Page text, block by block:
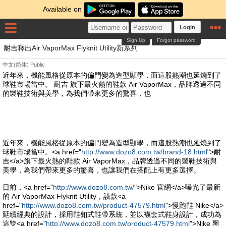
Available on
Login
Forgot password
Sign Up
耐吉釋出Air VaporMax Flyknit Utility新系列
中文(简体) Public
近年來，機能風格從原本的偏門變為造型顯學，而這股熱潮也延燒到了
球鞋市場當中。 耐吉 旗下最火熱的鞋款 Air VaporMax，品牌透過不同
的製鞋技術與美學，為我們帶來更多的驚喜，也
近年來，機能風格從原本的偏門變為造型顯學，而這股熱潮也延燒到了
球鞋市場當中。<a href="http://www.dozo8.com.tw/brand-18.html">耐
吉</a>旗下最火熱的鞋款 Air VaporMax，品牌透過不同的製鞋技術與
美學，為我們帶來更多的驚喜，也讓我們在搭配上有更多選擇。
日前，<a href="http://www.dozo8.com.tw/">Nike 官網</a>曝光了最新
的 Air VaporMax Flyknit Utility，該款<a
href="http://www.dozo8.com.tw/product-47579.html">慢跑鞋 Nike</a>
延續經典的設計，採用鞋釦式鞋帶系統，並以襪套式鞋身設計，成功為
這雙<a href="http://www.dozo8.com.tw/product-47579.html">Nike 黑